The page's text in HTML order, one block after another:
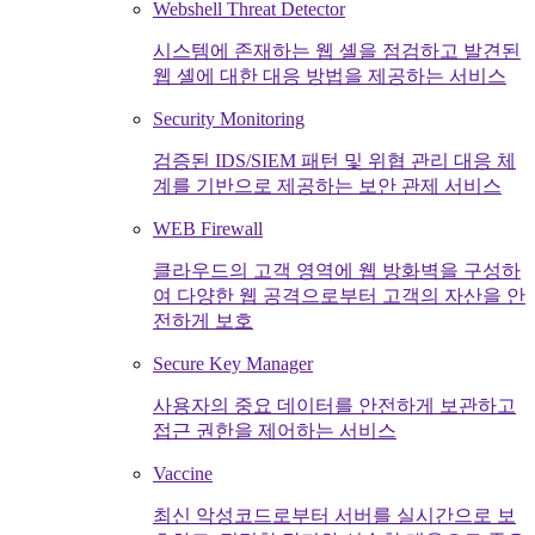
Webshell Threat Detector
시스템에 존재하는 웹 셸을 점검하고 발견된
웹 셸에 대한 대응 방법을 제공하는 서비스
Security Monitoring
검증된 IDS/SIEM 패턴 및 위협 관리 대응 체
계를 기반으로 제공하는 보안 관제 서비스
WEB Firewall
클라우드의 고객 영역에 웹 방화벽을 구성하
여 다양한 웹 공격으로부터 고객의 자산을 안
전하게 보호
Secure Key Manager
사용자의 중요 데이터를 안전하게 보관하고
접근 권한을 제어하는 서비스
Vaccine
최신 악성코드로부터 서버를 실시간으로 보